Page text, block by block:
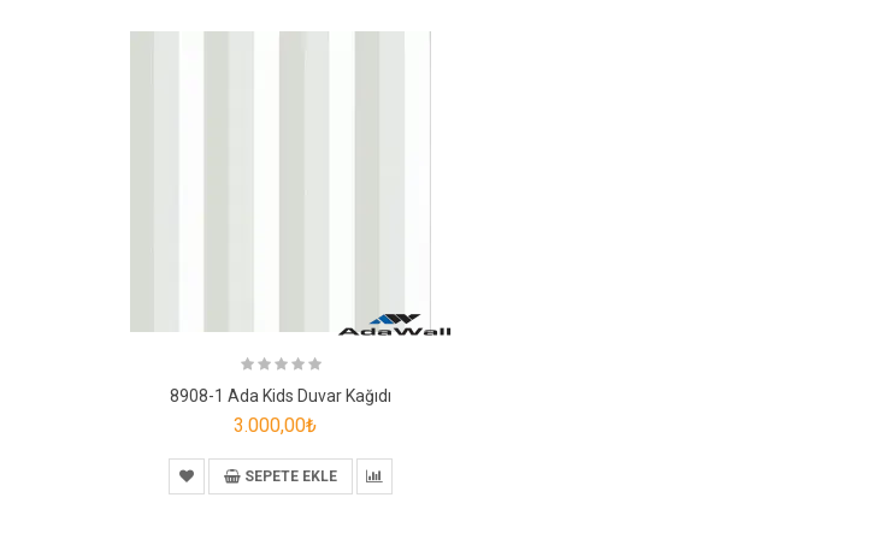
8908-1 Ada Kids Duvar Kağıdı
3.000,00₺
SEPETE EKLE